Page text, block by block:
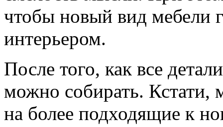
чтобы новый вид мебели
интерьером.
После того, как все
можно собирать. Кстати,
на более подходящие к